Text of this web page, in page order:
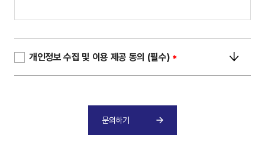
개인정보 수집 및 이용 제공 동의 (필수) *
문의하기